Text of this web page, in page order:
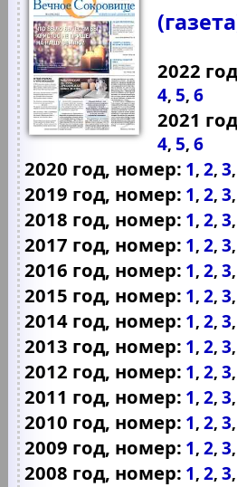
2022
4, 5,6
2021
4, 5,6
2020 год, номер: 1,2,3
2019 год, номер: 1,2,3
2018 год, номер: 1,2,3
2017 год, номер: 1,2,3
2016 год, номер: 1,2,3
2015 год, номер: 1,2,3
2014 год, номер: 1,2,3
2013 год, номер: 1,2,3
2012 год, номер: 1,2,3
2011 год, номер: 1,2,3
2010 год, номер: 1,2,3
2009 год, номер: 1,2,3
2008 год, номер: 1,2,3